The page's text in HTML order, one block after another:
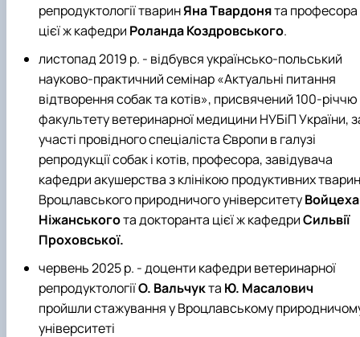
репродуктології тваринЯна Твардонята професора
цієї ж кафедри Роланда Коздровського.
листопад 2019 р. - відбувся українсько-польський
науково-практичний семінар «Актуальні питання
відтворення собак та котів», присвячений 100-річчю
факультету ветеринарної медицини НУБіП України,
участі провідного спеціаліста Європи в галузі
репродукції собак і котів, професора, завідувача
кафедри акушерства з клінікою продуктивних тварин
Вроцлавського природничого університетуВойцеха
Ніжанськогота докторанта цієї ж кафедриСильвії
Проховської.
червень 2025 р. - доценти кафедри ветеринарної
репродуктологіїО. Вальчукта Ю. Масалович
пройшли стажування у Вроцлавському
університеті